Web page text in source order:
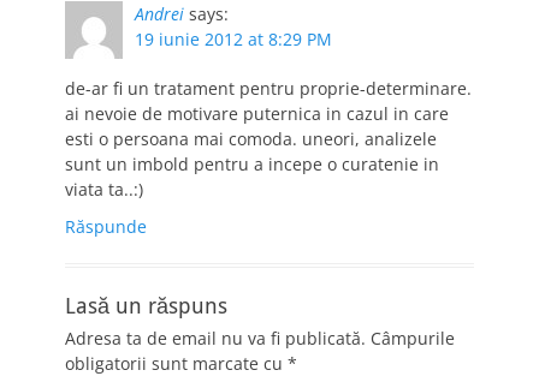
Andrei says:
19 iunie 2012 at 8:29 PM
de-ar fi un tratament pentru proprie-determinare.
ai nevoie de motivare puternica in cazul in care
esti o persoana mai comoda. uneori, analizele
sunt un imbold pentru a incepe o curatenie in
viata ta..:)
Răspunde
Lasă un răspuns
Adresa ta de email nu va fi publicată. Câmpurile
obligatorii sunt marcate cu *